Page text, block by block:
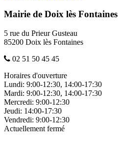
Mairie de Doix lès Fontaines
5 rue du Prieur Gusteau
85200 Doix lès Fontaines
02 51 50 45 45
Horaires d'ouverture
Lundi: 9:00-12:30, 14:00-17:30
Mardi: 9:00-12:30, 14:00-17:30
Mercredi: 9:00-12:30
Jeudi: 14:00-17:30
Vendredi: 9:00-12:30
Actuellement fermé